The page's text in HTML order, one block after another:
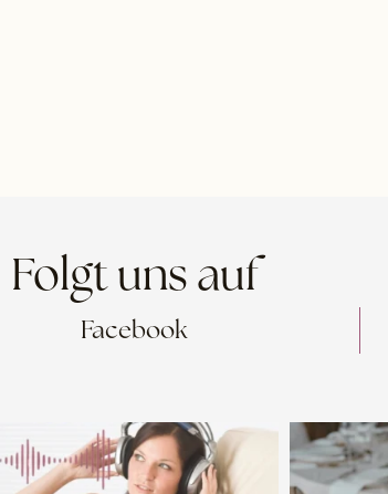
Folgt uns auf
Facebook